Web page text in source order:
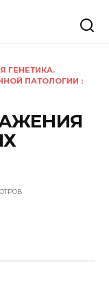
ГЕНЕТИКА.
ПАТОЛОГИИ :